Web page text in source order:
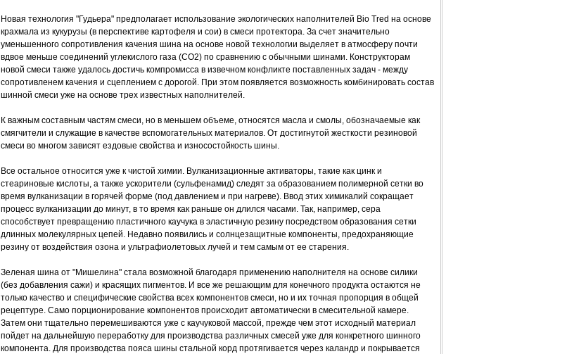
Новая технология "Гудьера" предполагает использование экологических наполнителей Bio Tred на основе
крахмала из кукурузы (в перспективе картофеля и сои) в смеси протектора. За счет значительно
уменьшенного сопротивления качения шина на основе новой технологии выделяет в атмосферу почти
вдвое меньше соединений углекислого газа (СО2) по сравнению с обычными шинами. Конструкторам
новой смеси также удалось достичь компромисса в извечном конфликте поставленных задач - между
сопротивленем качения и сцеплением с дорогой. При этом появляется возможность комбинировать состав
шинной смеси уже на основе трех известных наполнителей.
К важным составным частям смеси, но в меньшем объеме, относятся масла и смолы, обозначаемые как
смягчители и служащие в качестве вспомогательных материалов. От достигнутой жесткости резиновой
смеси во многом зависят ездовые свойства и износостойкость шины.
Все остальное относится уже к чистой химии. Вулканизационные активаторы, такие как цинк и
стеариновые кислоты, а также ускорители (сульфенамид) следят за образованием полимерной сетки во
время вулканизации в горячей форме (под давлением и при нагреве). Ввод этих химикалий сокращает
процесс вулканизации до минут, в то время как раньше он длился часами. Так, например, сера
способствует превращению пластичного каучука в эластичную резину посредством образования сетки
длинных молекулярных цепей. Недавно появились и солнцезащитные компоненты, предохраняющие
резину от воздействия озона и ультрафиолетовых лучей и тем самым от ее старения.
Зеленая шина от "Мишелина" стала возможной благодаря применению наполнителя на основе силики
(без добавления сажи) и красящих пигментов. И все же решающим для конечного продукта остаются не
только качество и специфические свойства всех компонентов смеси, но и их точная пропорция в общей
рецептуре. Само порционирование компонентов происходит автоматически в смесительной камере.
Затем они тщательно перемешиваются уже с каучуковой массой, прежде чем этот исходный материал
пойдет на дальнейшую переработку для производства различных смесей уже для конкретного шинного
компонента. Для производства пояса шины стальной корд протягивается через каландр и покрывается